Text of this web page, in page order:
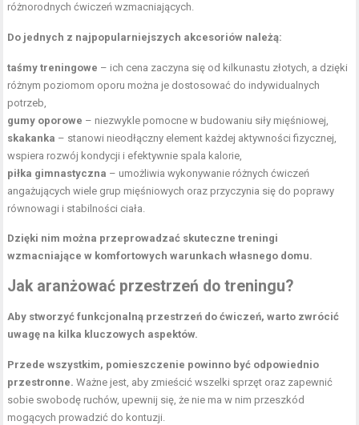
różnorodnych ćwiczeń wzmacniających.
Do jednych z najpopularniejszych akcesoriów należą:
taśmy treningowe – ich cena zaczyna się od kilkunastu złotych, a dzięki
różnym poziomom oporu można je dostosować do indywidualnych
potrzeb,
gumy oporowe – niezwykle pomocne w budowaniu siły mięśniowej,
skakanka – stanowi nieodłączny element każdej aktywności fizycznej,
wspiera rozwój kondycji i efektywnie spala kalorie,
piłka gimnastyczna – umożliwia wykonywanie różnych ćwiczeń
angażujących wiele grup mięśniowych oraz przyczynia się do poprawy
równowagi i stabilności ciała.
Dzięki nim można przeprowadzać skuteczne treningi
wzmacniające w komfortowych warunkach własnego domu.
Jak aranżować przestrzeń do treningu?
Aby stworzyć funkcjonalną przestrzeń do ćwiczeń, warto zwrócić
uwagę na kilka kluczowych aspektów.
Przede wszystkim, pomieszczenie powinno być odpowiednio
przestronne. Ważne jest, aby zmieścić wszelki sprzęt oraz zapewnić
sobie swobodę ruchów, upewnij się, że nie ma w nim przeszkód
mogących prowadzić do kontuzji.